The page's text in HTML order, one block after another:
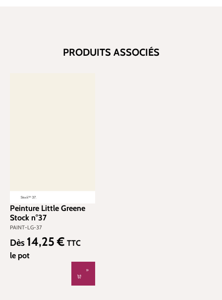
PRODUITS ASSOCIÉS
Peinture Little Greene
Stock n°37
PAINT-LG-37
Prix régulier :
Dès 14,25 € TTC
le pot